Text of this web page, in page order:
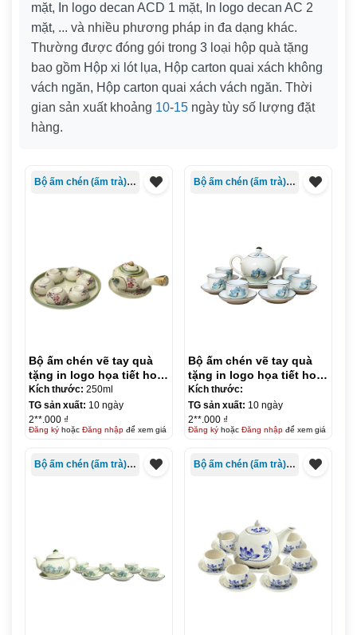
mặt, In logo decan ACD 1 mặt, In logo decan AC 2
mặt, ... và nhiều phương pháp in đa dạng khác.
Thường được đóng gói trong 3 loại hộp quà tặng
bao gồm Hộp xi lót lụa, Hộp carton quai xách không
vách ngăn, Hộp carton quai xách vách ngăn. Thời
gian sản xuất khoảng 10-15 ngày tùy số lượng đặt
hàng.
Bộ ấm chén (ấm trà) in logo
Bộ ấm chén vẽ tay quà
tặng in logo họa tiết hoa
đào quai chuôi 250ml
KQ-ACVT01
Kích thước: 250ml
TG sản xuất: 10 ngày
2**.000 ₫
Đăng kýhoặc Đăng nhậpđể xem giá
Bộ ấm chén (ấm trà) in logo
Bộ ấm chén vẽ tay quà
tặng in logo họa tiết hoa
sen xanh dáng tròn
350ml KQ-ACVT02
Kích thước:
TG sản xuất: 10 ngày
2**.000 ₫
Đăng kýhoặc Đăng nhậpđể xem giá
Bộ ấm chén (ấm trà) in logo Bộ ấm chén (ấm trà) in logo